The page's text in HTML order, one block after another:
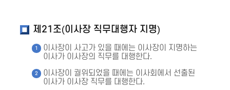
제21조(이사장 직무대행자 지명)
이사장이 사고가 있을 때에는 이사장이 지명하는
이사가 이사장의 직무를 대행한다.
이사장이 궐위되었을 때에는 이사회에서 선출된
이사가 이사장 직무를 대행한다.